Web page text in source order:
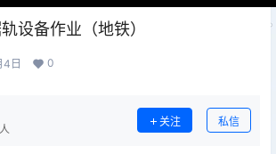
设备作业（地铁）
4日 0
关注 私信